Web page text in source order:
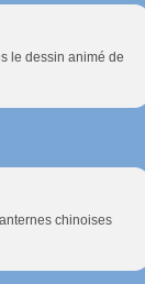
le dessin animé de
chinoises